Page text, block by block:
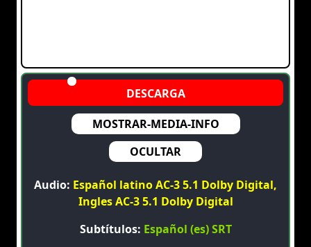
MOSTRAR-MEDIA-INFO
OCULTAR
Audio: Español latino AC-3 5.1 Dolby Digital,
Ingles AC-3 5.1 Dolby Digital
Subtítulos: Español (es) SRT